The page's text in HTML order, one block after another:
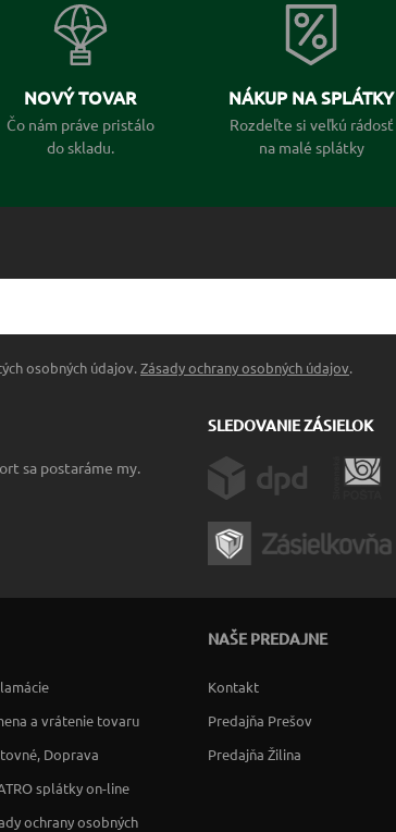
NOVÝ TOVAR
Čo nám práve pristálo
do skladu.
NÁKUP NA SPLÁTKY
Rozdeľte si veľkú rádosť
na malé splátky
osobných údajov.Zásady ochrany osobných údajov.
sa postaráme my.
SLEDOVANIE ZÁSIELOK
a vrátenie tovaru
Doprava
splátky on-line
ochrany osobných
NAŠE PREDAJNE
Kontakt
Predajňa Prešov
Predajňa Žilina